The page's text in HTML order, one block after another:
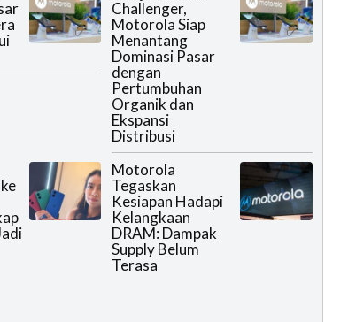
Challenger,
Motorola Siap
Menantang
Dominasi Pasar
dengan
Pertumbuhan
Organik dan
Ekspansi
Distribusi
Motorola
Tegaskan
Kesiapan Hadapi
Kelangkaan
DRAM: Dampak
Supply Belum
Terasa